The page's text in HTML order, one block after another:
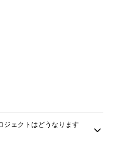
日のエネルギーになっ
しくあってほしい」
た。PETIBOは
フリー」
、無理なく糖質を抑え
直射日光
ジェクトはどうなります